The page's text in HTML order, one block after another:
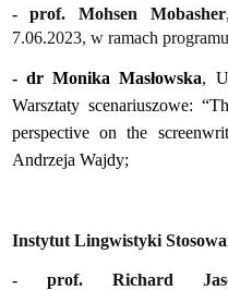
- prof. Mohsen Mobasher
7.06.2023, w ramach
- dr Monika Masłowska,
Warsztaty scenariuszowe:
perspective on the
Andrzeja Wajdy;
Instytut Lingwistyki
- prof. Richard